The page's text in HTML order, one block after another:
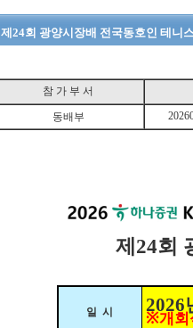
제24회 광양시장배 전국동호인 테니
참 가 부 서
동배부
제 24회
일 시 2026
※개회